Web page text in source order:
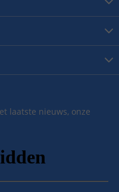
laatste nieuws, onze